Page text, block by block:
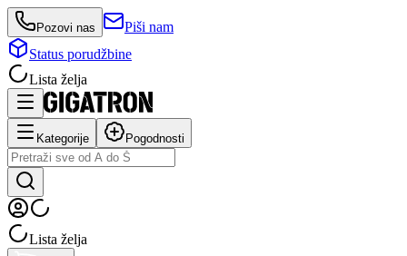
Pozovi nas
Piši nam
Status porudžbine
Lista želja
Kategorije Pogodnosti
Lista želja